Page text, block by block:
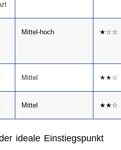
Mittel-hoch ★☆☆
Mittel ★★☆
Mittel ★★☆
ideale Einstiegspunkt